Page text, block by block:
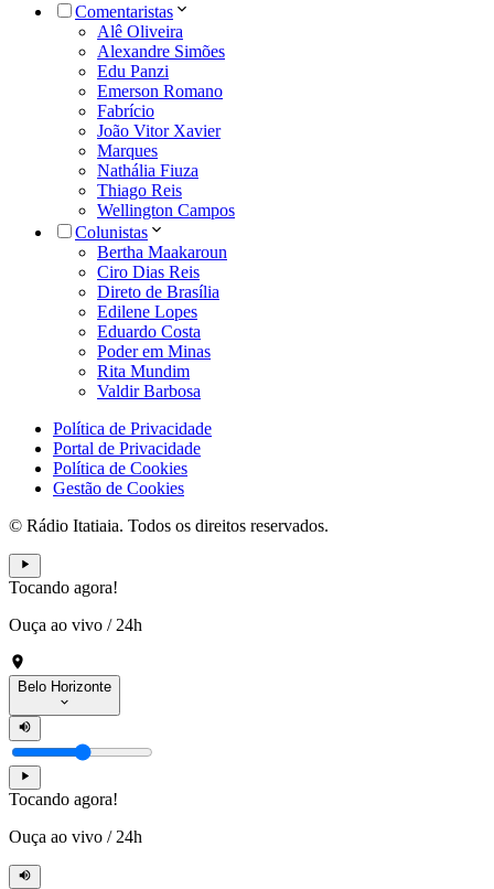
Comentaristas
Alê Oliveira
Alexandre Simões
Edu Panzi
Emerson Romano
Fabrício
João Vitor Xavier
Marques
Nathália Fiuza
Thiago Reis
Wellington Campos
Colunistas
Bertha Maakaroun
Ciro Dias Reis
Direto de Brasília
Edilene Lopes
Eduardo Costa
Poder em Minas
Rita Mundim
Valdir Barbosa
Política de Privacidade
Portal de Privacidade
Política de Cookies
Gestão de Cookies
© Rádio Itatiaia. Todos os direitos reservados.
Tocando agora!
Ouça ao vivo / 24h
Belo Horizonte
Tocando agora!
Ouça ao vivo / 24h